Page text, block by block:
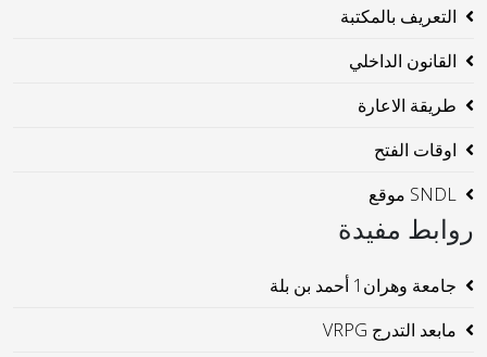
التعريف بالمكتبة
القانون الداخلي
طريقة الاعارة
اوقات الفتح
SNDL موقع
روابط مفيدة
جامعة وهران1 أحمد بن بلة
مابعد التدرج VRPG